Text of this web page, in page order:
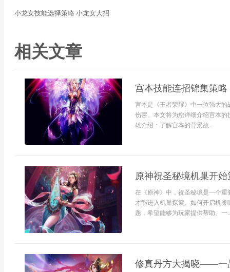
小龙女技能选择策略 小龙女大招
相关文章
宫本技能连招锦集策
宫本是《王者荣耀》中一位强大
伤害。本文将为您详细介绍宫本
雄介绍：了解宫本的背景故...
原神祝圣秘境机巢开
在《原神》中，祝圣秘境是一个
才能进入机巢探索。如何开启机
题，希望能够为玩家提供帮助。一
修真丹方大揭晓——一